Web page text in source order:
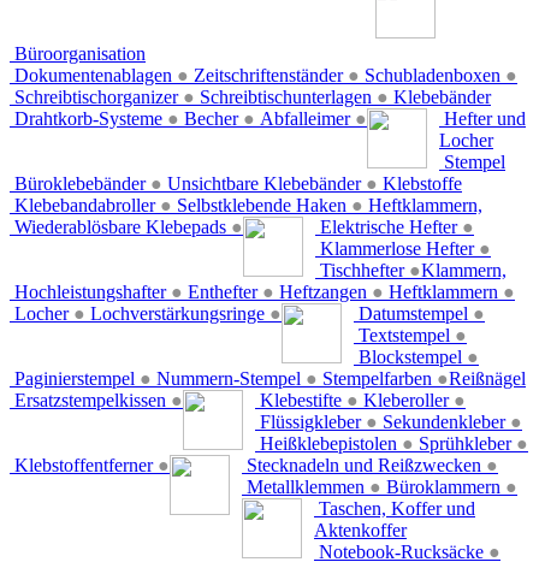
Büroorganisation
Dokumentenablagen ● Zeitschriftenständer ● Schubladenboxen ●
Schreibtischorganizer ● Schreibtischunterlagen ●
Drahtkorb-Systeme ● Becher ● Abfalleimer ●
Klebebänder
Büroklebebänder ● Unsichtbare Klebebänder ●
Klebebandabroller ● Selbstklebende Haken ●
Wiederablösbare Klebepads ●
Hefter und
Locher
Elektrische Hefter ●
Klammerlose Hefter ●
Tischhefter ●
Hochleistungshafter ● Enthefter ● Heftzangen ● Heftklammern ●
Locher ● Lochverstärkungsringe ●
Stempel
Datumstempel ●
Textstempel ●
Blockstempel ●
Paginierstempel ● Nummern-Stempel ● Stempelfarben ●
Ersatzstempelkissen ●
Klebstoffe
Klebestifte ● Kleberoller ●
Flüssigkleber ● Sekundenkleber ●
Heißklebepistolen ● Sprühkleber ●
Klebstoffentferner ●
Heftklammern,
Klammern,
Reißnägel
Stecknadeln und Reißzwecken ●
Metallklemmen ● Büroklammern ●
Taschen, Koffer und
Aktenkoffer
Notebook-Rucksäcke ●